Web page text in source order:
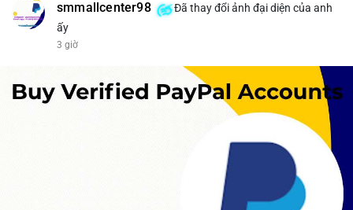
smmallcenter98
Đã thay đổi ảnh đại diện của anh
ấy
3 giờ